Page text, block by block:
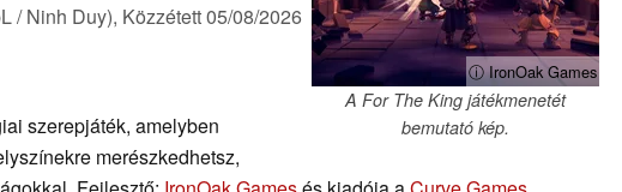
ⓘ IronOak Games
A For The King játékmenetét
bemutató kép.
/ Ninh Duy), Közzétett05/08/2026
szerepjáték, amelyben
merészkedhetsz,